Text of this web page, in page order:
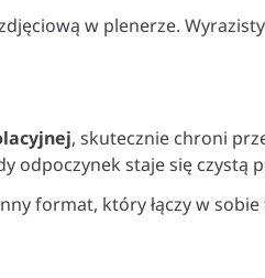
w plenerze.
, skutecznie chroni
odpoczynek staje się czystą
format, który łączy w